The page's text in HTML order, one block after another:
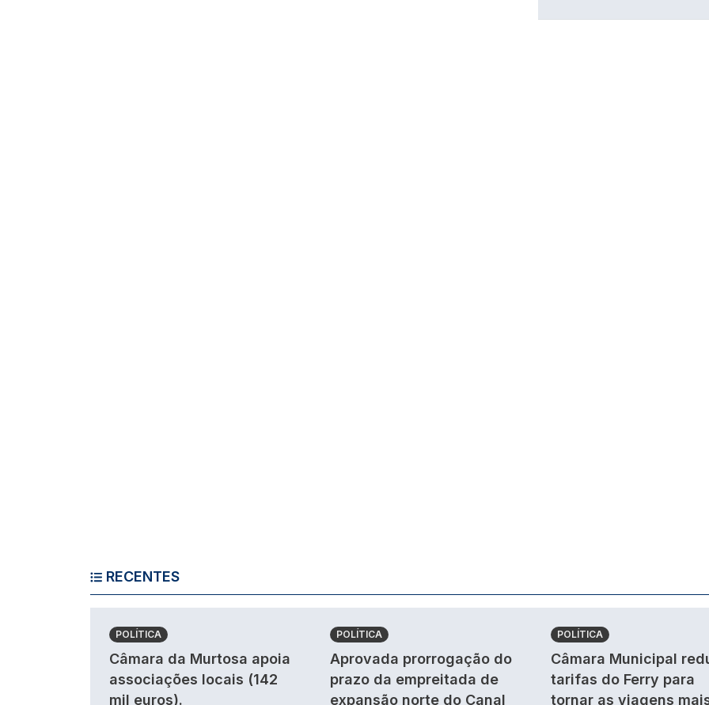
RECENTES
POLÍTICA
Câmara da Murtosa apoia
associações locais (142
mil euros).
POLÍTICA
Aprovada prorrogação do
prazo da empreitada de
expansão norte do Canal
POLÍTICA
Câmara Municipal
tarifas do Ferry para
tornar as viagens